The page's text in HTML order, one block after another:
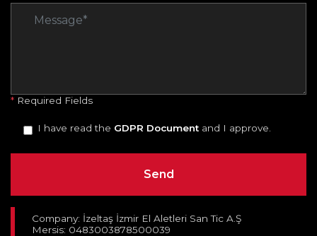
* Required Fields
I have read the GDPR Document and I approve.
Company: İzeltaş İzmir El Aletleri San Tic A.Ş
Mersis: 0483003878500039